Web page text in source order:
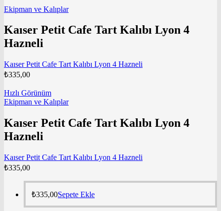
Ekipman ve Kalıplar
Kaıser Petit Cafe Tart Kalıbı Lyon 4
Hazneli
Kaıser Petit Cafe Tart Kalıbı Lyon 4 Hazneli
₺335,00
Hızlı Görünüm
Ekipman ve Kalıplar
Kaıser Petit Cafe Tart Kalıbı Lyon 4
Hazneli
Kaıser Petit Cafe Tart Kalıbı Lyon 4 Hazneli
₺335,00
₺335,00Sepete Ekle